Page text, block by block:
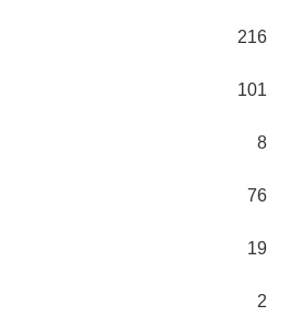
216
101
8
76
19
2